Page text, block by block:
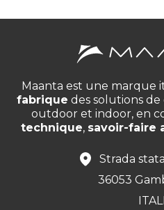
Maanta est une marque
fabrique des solutions de
outdoor et indoor, en
technique, savoir-faire
Strada
36053